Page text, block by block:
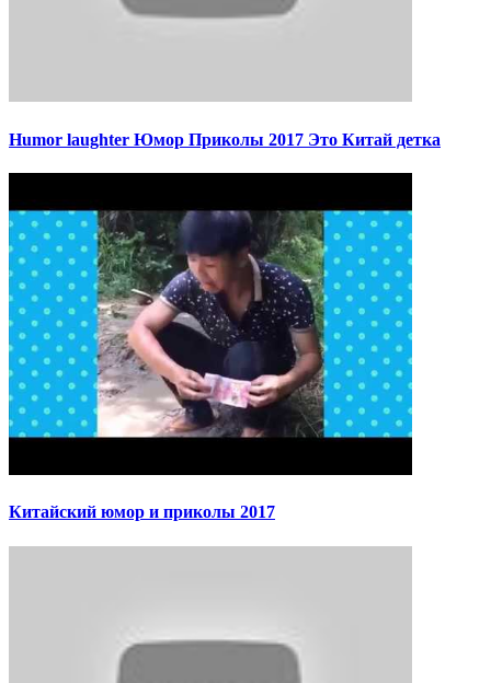
Humor laughter Юмор Приколы 2017 Это Китай детка
Китайский юмор и приколы 2017